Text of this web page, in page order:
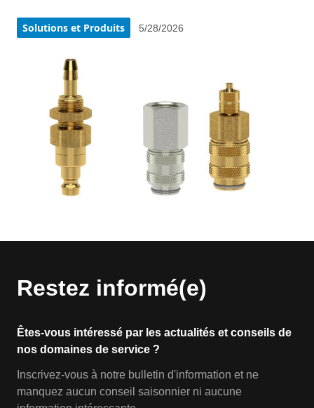
Solutions et Produits 5/28/2026
Restez informé(e)
Êtes-vous intéressé par les actualités et conseils de
nos domaines de service ?
Inscrivez-vous à notre bulletin d'information et ne
manquez aucun conseil saisonnier ni aucune